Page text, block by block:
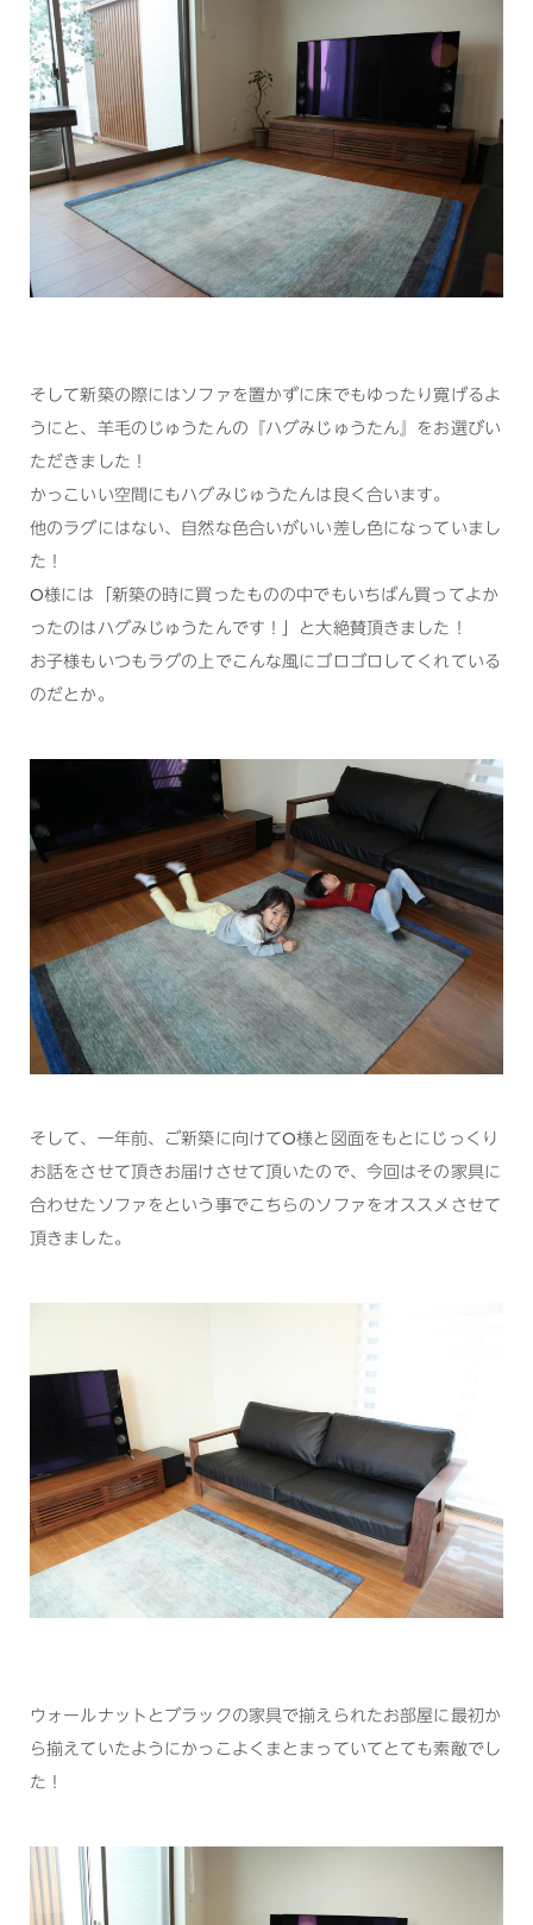
そして新築の際にはソファを置かずに床でもゆったり寛げるよ
うにと、羊毛のじゅうたんの『ハグみじゅうたん』をお選びい
ただきました！
かっこいい空間にもハグみじゅうたんは良く合います。
他のラグにはない、自然な色合いがいい差し色になっていまし
た！
O様には「新築の時に買ったものの中でもいちばん買ってよか
ったのはハグみじゅうたんです！」と大絶賛頂きました！
お子様もいつもラグの上でこんな風にゴロゴロしてくれている
のだとか。
そして、一年前、ご新築に向けてO様と図面をもとにじっくり
お話をさせて頂きお届けさせて頂いたので、今回はその家具に
合わせたソファをという事でこちらのソファをオススメさせて
頂きました。
ウォールナットとブラックの家具で揃えられたお部屋に最初か
ら揃えていたようにかっこよくまとまっていてとても素敵でし
た！